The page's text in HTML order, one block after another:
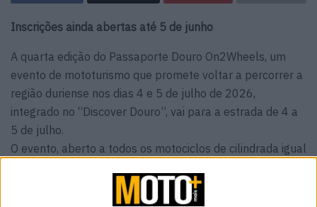
Inscrições ainda abertas até 5 de junho
A quarta edição do Passaporte Douro On2Wheels, um
evento de mototurismo que promete voltar a percorrer a
região duriense nos dias 4 e 5 de julho de 2026,
integrado no “Discover Douro”, vai para a estrada de 4 a
5 de julho.
O evento, aberto a todos os motociclos de cilindrada igual
descoberta, cultura, gastronomia e celebração do Douro.